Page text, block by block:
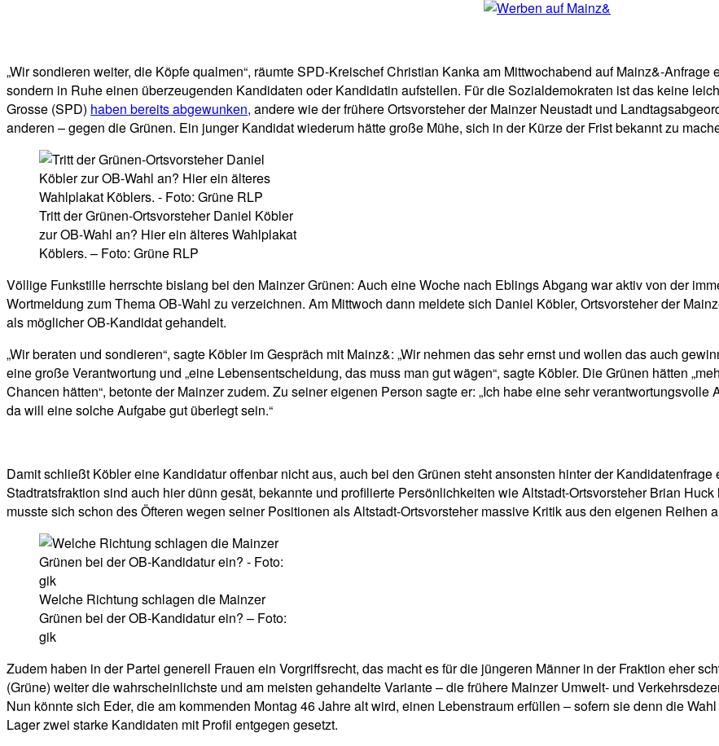
„Wir sondieren weiter, die Köpfe qualmen“, räumte SPD-Kreischef Christian Kanka am Mittwochabend auf Mainz&-
sondern in Ruhe einen überzeugenden Kandidaten oder Kandidatin aufstellen. Für die Sozialdemokraten ist das keine
Grosse (SPD) haben bereits abgewunken, andere wie der frühere Ortsvorsteher der Mainzer Neustadt und
anderen – gegen die Grünen. Ein junger Kandidat wiederum hätte große Mühe, sich in der Kürze der Frist bekannt zu
Tritt der Grünen-Ortsvorsteher Daniel Köbler
zur OB-Wahl an? Hier ein älteres Wahlplakat
Köblers. – Foto: Grüne RLP
Völlige Funkstille herrschte bislang bei den Mainzer Grünen: Auch eine Woche nach Eblings Abgang war aktiv von der
Wortmeldung zum Thema OB-Wahl zu verzeichnen. Am Mittwoch dann meldete sich Daniel Köbler, Ortsvorsteher der
als möglicher OB-Kandidat gehandelt.
„Wir beraten und sondieren“, sagte Köbler im Gespräch mit Mainz&: „Wir nehmen das sehr ernst und wollen das auch
eine große Verantwortung und „eine Lebensentscheidung, das muss man gut wägen“, sagte Köbler. Die Grünen hätten
Chancen hätten“, betonte der Mainzer zudem. Zu seiner eigenen Person sagte er: „Ich habe eine sehr
da will eine solche Aufgabe gut überlegt sein.“
Damit schließt Köbler eine Kandidatur offenbar nicht aus, auch bei den Grünen steht ansonsten hinter der
Stadtratsfraktion sind auch hier dünn gesät, bekannte und profilierte Persönlichkeiten wie Altstadt-Ortsvorsteher Brian
musste sich schon des Öfteren wegen seiner Positionen als Altstadt-Ortsvorsteher massive Kritik aus den eigenen Reihen
Welche Richtung schlagen die Mainzer
Grünen bei der OB-Kandidatur ein? – Foto:
gik
Zudem haben in der Partei generell Frauen ein Vorgriffsrecht, das macht es für die jüngeren Männer in der Fraktion eher
(Grüne) weiter die wahrscheinlichste und am meisten gehandelte Variante – die frühere Mainzer Umwelt- und
Nun könnte sich Eder, die am kommenden Montag 46 Jahre alt wird, einen Lebenstraum erfüllen – sofern sie denn die
Lager zwei starke Kandidaten mit Profil entgegen gesetzt.